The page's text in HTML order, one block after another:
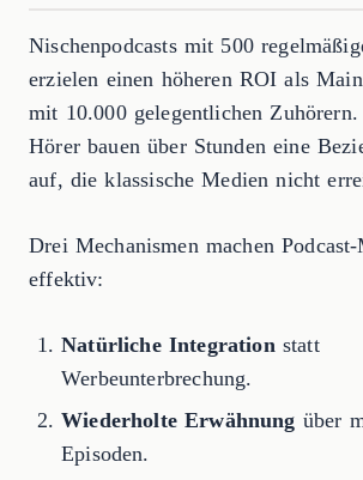
Nischenpodcasts mit 500
erzielen einen höheren ROI als
mit 10.000 gelegentlichen
Hörer bauen über Stunden eine
auf, die klassische Medien nicht
Drei Mechanismen machen
effektiv:
Natürliche Integrationstatt
Werbeunterbrechung.
Wiederholte Erwähnung über
Episoden.